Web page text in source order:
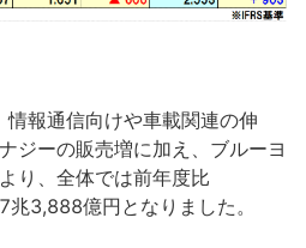
報通信向けや車載関連の伸
ジーの販売増に加え、ブルーヨ
り、全体では前年度比
3,888億円となりました。